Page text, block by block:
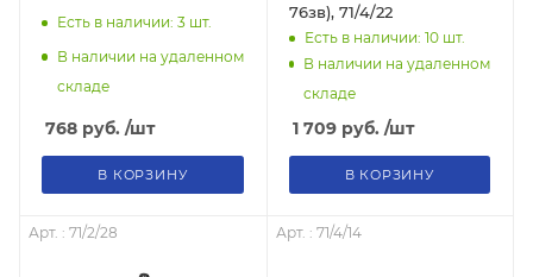
Есть в наличии: 3 шт.
В наличии на удаленном
складе
768 руб. /шт
В КОРЗИНУ
76зв), 71/4/22
Есть в наличии: 10шт.
В наличии на удаленном
складе
1 709руб. /шт
В КОРЗИНУ
Арт. : 71/2/28 Арт. : 71/4/14